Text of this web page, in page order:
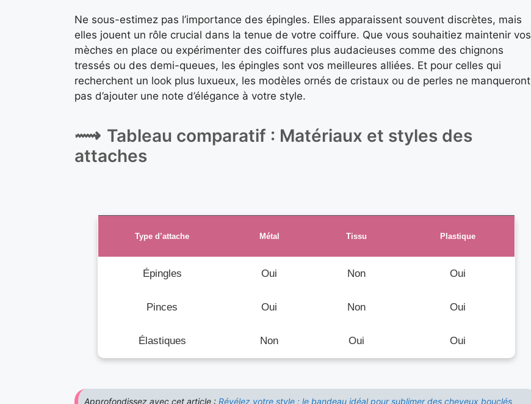
Ne sous-estimez pas l’importance des épingles. Elles apparaissent souvent discrètes, mais
elles jouent un rôle crucial dans la tenue de votre coiffure. Que vous souhaitiez maintenir vos
mèches en place ou expérimenter des coiffures plus audacieuses comme des chignons
tressés ou des demi-queues, les épingles sont vos meilleures alliées. Et pour celles qui
recherchent un look plus luxueux, les modèles ornés de cristaux ou de perles ne manqueront
pas d’ajouter une note d’élégance à votre style.
Tableau comparatif : Matériaux et styles des
attaches
Type d’attache Métal Tissu Plastique
Épingles Oui Non Oui
Pinces Oui Non Oui
Élastiques Non Oui Oui
Approfondissez avec cet article : Révélez votre style : le bandeau idéal pour sublimer des cheveux bouclés